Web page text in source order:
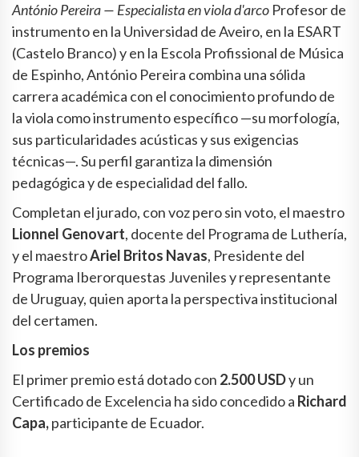
António Pereira — Especialista en viola d'arco Profesor de
instrumento en la Universidad de Aveiro, en la ESART
(Castelo Branco) y en la Escola Profissional de Música
de Espinho, António Pereira combina una sólida
carrera académica con el conocimiento profundo de
la viola como instrumento específico —su morfología,
sus particularidades acústicas y sus exigencias
técnicas—. Su perfil garantiza la dimensión
pedagógica y de especialidad del fallo.
Completan el jurado, con voz pero sin voto, el maestro
Lionnel Genovart, docente del Programa de Luthería,
y el maestroAriel Britos Navas, Presidente del
Programa Iberorquestas Juveniles y representante
de Uruguay, quien aporta la perspectiva institucional
del certamen.
Los premios
El primer premio está dotado con 2.500 USDy un
Certificado de Excelencia ha sido concedido a Richard
Capa,participante de Ecuador.